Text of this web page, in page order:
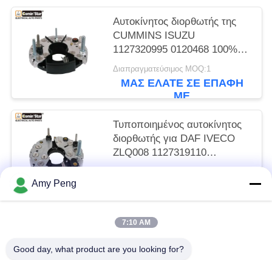
Αυτοκίνητος διορθωτής της
CUMMINS ISUZU
1127320995 0120468 100%
νέα
Διαπραγματεύσιμος MOQ:1
ΜΑΣ ΕΛΆΤΕ ΣΕ ΕΠΑΦΉ
ΜΕ
Τυποποιημένος αυτοκίνητος
διορθωτής για DAF IVECO
ZLQ008 1127319110
1127320750 0120469
ΜΕ
Amy Peng
7:10 AM
Good day, what product are you looking for?